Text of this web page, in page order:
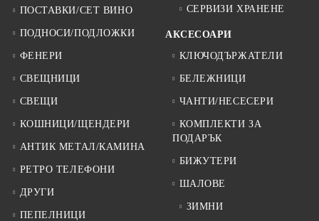
ПОСТАВКИ/СЕТ ВИНО
ПОДНОСИ/ПОДЛОЖКИ
ФЕНЕРИ
СВЕЩНИЦИ
СВЕЩИ
КОШНИЦИ/ЩЕНДЕРИ
АНТИК МЕТАЛ/КАМИНА
РЕТРО ТЕЛЕФОНИ
ДРУГИ
ПЕПЕЛНИЦИ
СЕРВИЗИ ХРАНЕНЕ
АКСЕСОАРИ
КЛЮЧОДЪРЖАТЕЛИ
БЕЛЕЖНИЦИ
ЧАНТИ/НЕСЕСЕРИ
КОМПЛЕКТИ ЗА
ПОДАРЪК
БИЖУТЕРИ
ШАЛОВЕ
ЗИМНИ